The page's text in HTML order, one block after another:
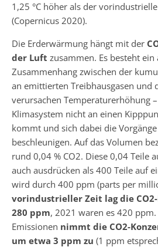
1,25 °C höher als der
(Copernicus 2020).
Die Erderwärmung hängt mit der
der Luft zusammen. Es besteht
Zusammenhang zwischen der
an emittierten Treibhausgasen und
verursachen Temperaturerhöhung
Klimasystem nicht an einen
kommt und sich dabei die
beschleunigen. Auf das Volumen
rund 0,04 % CO2. Diese 0,04 Teile
auch ausdrücken als 400 Teile auf
wird durch 400 ppm (parts per
vorindustrieller Zeit lag die
280 ppm, 2021 waren es 420
Emissionen nimmt die CO2-
um etwa 3 ppm zu (1 ppm